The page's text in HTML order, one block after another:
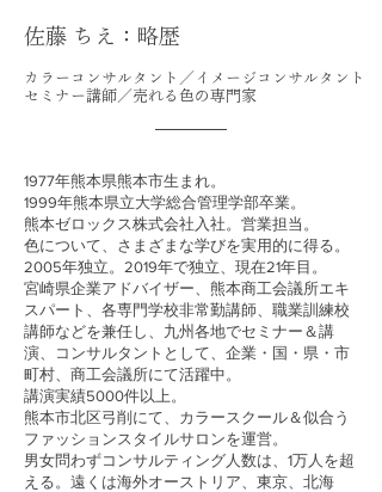
​佐藤 ちえ：略歴
カラーコンサルタント／イメージコンサルタント
​セミナー講師／売れる色の専門家
1977年熊本県熊本市生まれ。
1999年熊本県立大学総合管理学部卒業。
熊本ゼロックス株式会社入社。営業担当。
色について、さまざまな学びを実用的に得る。
2005年独立。2019年で独立、現在21年目。
​宮崎県企業アドバイザー、熊本商工会議所エキ
スパート、各専門学校非常勤講師、職業訓練校
講師などを兼任し、九州各地でセミナー＆講
演、コンサルタントとして、企業・国・県・市
町村、商工会議所にて活躍中。
​講演実績5000件以上。
熊本市北区弓削にて、カラースクール＆似合う
ファッションスタイルサロンを運営。
男女問わずコンサルティング人数は、1万人を超
える。遠くは海外オーストリア、東京、北海